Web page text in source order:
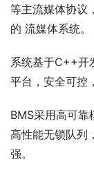
等主流媒体协议
的 流媒体系统。
系统基于C++开
平台，安全可控
BMS采用高可靠
高性能无锁队列
强。